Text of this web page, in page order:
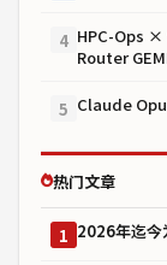
4 HPC-Ops ×
Router
5 Claude
热门文章
1 2026年迄今